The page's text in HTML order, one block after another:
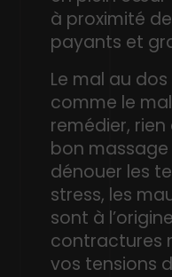
à proximité
payants et
Le mal au
comme le
remédier, rien
bon
dénouer les
stress, les
sont à
contractures
vos tensions